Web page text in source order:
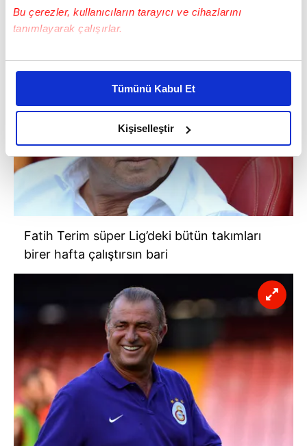
Bu çerezler, kullanıcıların tarayıcı ve cihazlarını
tanımlayarak çalışırlar.
Bu çerezlere izin vermeniz halinde sizlere özel
daha iyi reklam deneyimi yaşatabiliriz. Bunu yaparken
amacımızın size daha iyi bir reklam deneyimi sunmak
olduğunu ve sizlere en iyi içerikleri sunabilmek adına
elimizden gelen çabayı gösterdiğimizi ve bu noktada,
reklamların maliyetlerimizi karşılamak noktasında tek gelir
kalemimiz olduğunu sizlere hatırlatmak isteriz.
Her halükârda, kullanıcılar, bu çerezlere izin vermedikleri
gösterilmeyecektir."
Sizlere daha iyi bir hizmet sunabilmek için İnternet
Sitemizde kendimize ve üçüncü kişilere ait çerezler
kullanılmaktadır. Bu çerezler vasıtasıyla çeşitli kişisel
verileriniz işlenmekte olup gerekli olan çerezler bilgi
toplumu hizmetlerinin sunulması amacıyla
kullanılmaktadır. Diğer çerezler, sitemizin daha işlevsel
kılınması ve kişiselleştirilmesi ve sizlere yönelik
reklam/pazarlama faaliyetlerinin yapılması, amaçlarıyla
sınırlı olarak açık rızanız dahilinde kullanılacaktır.
Çerezlere ilişkin tercihlerinizi aşağıda yer alan panel
Tümünü Kabul Et
Kişiselleştir
Basketbol Takımı'nı da çalıştıracağını açıkladı
Fatih Terim süper Lig’deki bütün takımları
birer hafta çalıştırsın bari